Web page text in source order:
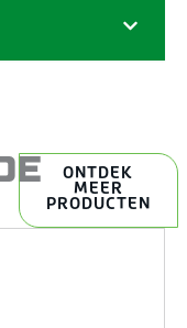
ONTDEK
MEER
PRODUCTEN